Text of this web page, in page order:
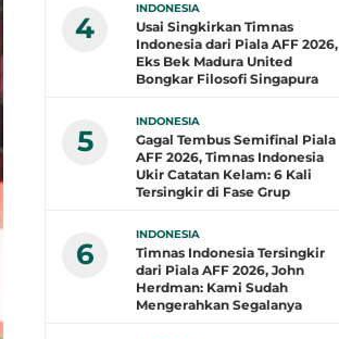
4
INDONESIA
Usai Singkirkan Timnas
Indonesia dari Piala AFF 2026,
Eks Bek Madura United
Bongkar Filosofi Singapura
5
INDONESIA
Gagal Tembus Semifinal Piala
AFF 2026, Timnas Indonesia
Ukir Catatan Kelam: 6 Kali
Tersingkir di Fase Grup
6
INDONESIA
Timnas Indonesia Tersingkir
dari Piala AFF 2026, John
Herdman: Kami Sudah
Mengerahkan Segalanya